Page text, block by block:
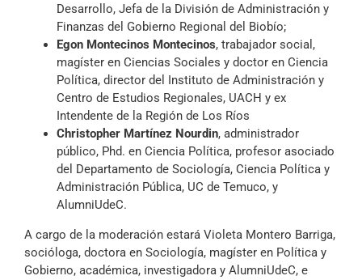
Desarrollo, Jefa de la División de Administración y
Finanzas del Gobierno Regional del Biobío;
Egon Montecinos Montecinos, trabajador social,
magíster en Ciencias Sociales y doctor en Ciencia
Política, director del Instituto de Administración y
Centro de Estudios Regionales, UACH y ex
Intendente de la Región de Los Ríos
Christopher Martínez Nourdin, administrador
público, Phd. en Ciencia Política, profesor asociado
del Departamento de Sociología, Ciencia Política y
Administración Pública, UC de Temuco, y
AlumniUdeC.
A cargo de la moderación estará Violeta Montero Barriga,
socióloga, doctora en Sociología, magíster en Política y
Gobierno, académica, investigadora y AlumniUdeC, e